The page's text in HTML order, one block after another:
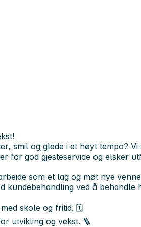
smil og glede i et høyt tempo? Vi
for god gjesteservice og elsker
som et lag og møt nye
kundebehandling ved å behandle
skole og fritid. 🗓️
utvikling og vekst. 🪜